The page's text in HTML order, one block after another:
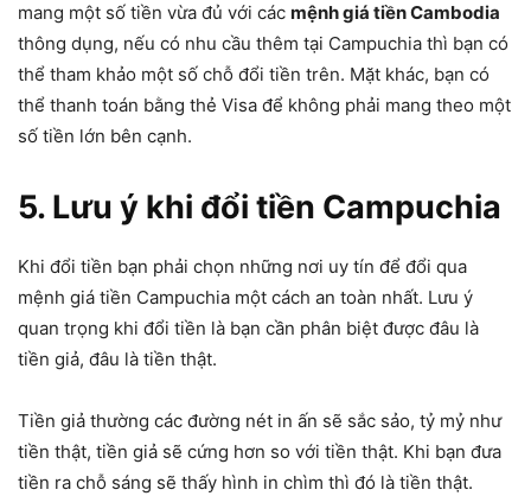
mang một số tiền vừa đủ với các mệnh giá tiền Cambodia
thông dụng, nếu có nhu cầu thêm tại Campuchia thì bạn có
thể tham khảo một số chỗ đổi tiền trên. Mặt khác, bạn có
thể thanh toán bằng thẻ Visa để không phải mang theo một
số tiền lớn bên cạnh.
5. Lưu ý khi đổi tiền Campuchia
Khi đổi tiền bạn phải chọn những nơi uy tín để đổi qua
mệnh giá tiền Campuchia một cách an toàn nhất. Lưu ý
quan trọng khi đổi tiền là bạn cần phân biệt được đâu là
tiền giả, đâu là tiền thật.
Tiền giả thường các đường nét in ấn sẽ sắc sảo, tỷ mỷ như
tiền thật, tiền giả sẽ cứng hơn so với tiền thật. Khi bạn đưa
tiền ra chỗ sáng sẽ thấy hình in chìm thì đó là tiền thật.